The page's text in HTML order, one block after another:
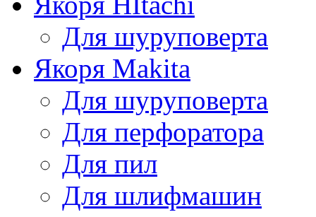
Для шуруповерта
Якоря Makita
Для шуруповерта
Для перфоратора
Для пил
Для шлифмашин